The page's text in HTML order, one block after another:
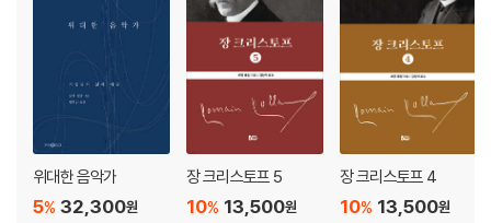
위대한 음악가
32,300원
5%
장 크리스토프 5
13,500원
10%
장 크리스토프 4
13,500원
10%